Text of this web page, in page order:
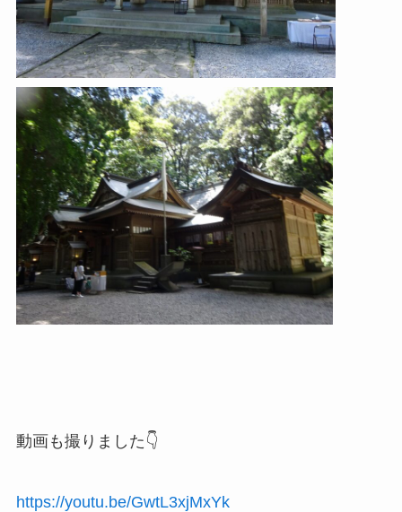
動画も撮りました👇
https://youtu.be/GwtL3xjMxYk